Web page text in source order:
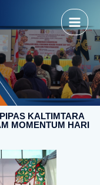
KALTIMTARA
MOMENTUM HARI